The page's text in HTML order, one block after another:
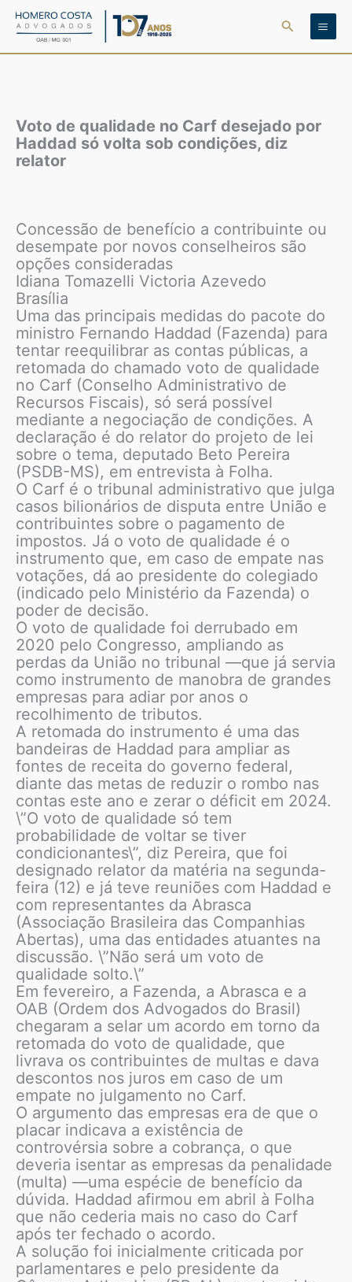
para
Pesquisar
Voto de qualidade no Carf desejado por
Haddad só volta sob condições, diz
relator
Concessão de benefício a contribuinte ou
desempate por novos conselheiros são
opções consideradas
Idiana Tomazelli Victoria Azevedo
Brasília
Uma das principais medidas do pacote do
ministro Fernando Haddad (Fazenda) para
tentar reequilibrar as contas públicas, a
retomada do chamado voto de qualidade
no Carf (Conselho Administrativo de
Recursos Fiscais), só será possível
mediante a negociação de condições. A
declaração é do relator do projeto de lei
sobre o tema, deputado Beto Pereira
(PSDB-MS), em entrevista à Folha.
O Carf é o tribunal administrativo que julga
casos bilionários de disputa entre União e
contribuintes sobre o pagamento de
impostos. Já o voto de qualidade é o
instrumento que, em caso de empate nas
votações, dá ao presidente do colegiado
(indicado pelo Ministério da Fazenda) o
poder de decisão.
O voto de qualidade foi derrubado em
2020 pelo Congresso, ampliando as
perdas da União no tribunal —que já servia
como instrumento de manobra de grandes
empresas para adiar por anos o
recolhimento de tributos.
A retomada do instrumento é uma das
bandeiras de Haddad para ampliar as
fontes de receita do governo federal,
diante das metas de reduzir o rombo nas
contas este ano e zerar o déficit em 2024.
\”O voto de qualidade só tem
probabilidade de voltar se tiver
condicionantes\”, diz Pereira, que foi
designado relator da matéria na segunda-
feira (12) e já teve reuniões com Haddad e
com representantes da Abrasca
(Associação Brasileira das Companhias
Abertas), uma das entidades atuantes na
discussão. \”Não será um voto de
qualidade solto.\”
Em fevereiro, a Fazenda, a Abrasca e a
OAB (Ordem dos Advogados do Brasil)
chegaram a selar um acordo em torno da
retomada do voto de qualidade, que
livrava os contribuintes de multas e dava
descontos nos juros em caso de um
empate no julgamento no Carf.
O argumento das empresas era de que o
placar indicava a existência de
controvérsia sobre a cobrança, o que
deveria isentar as empresas da penalidade
(multa) —uma espécie de benefício da
dúvida. Haddad afirmou em abril à Folha
que não cederia mais no caso do Carf
após ter fechado o acordo.
A solução foi inicialmente criticada por
parlamentares e pelo presidente da